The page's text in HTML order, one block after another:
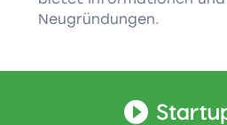
Neugründungen.